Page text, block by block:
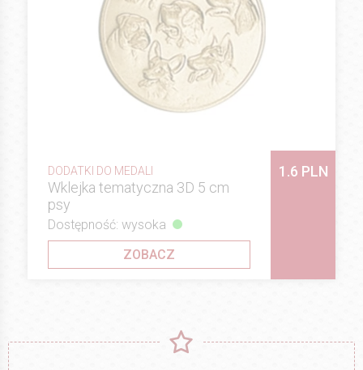
DODATKI DO MEDALI
Wklejka tematyczna 3D 5 cm
psy
1.6 PLN
Dostępność: wysoka
ZOBACZ